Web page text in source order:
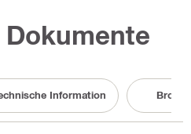
Dokumente
Information